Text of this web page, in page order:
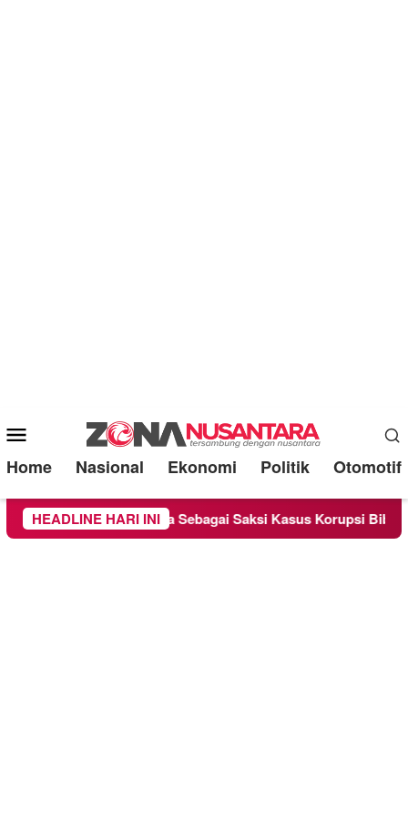
Mobile
Menu
Home Nasional Ekonomi Politik Otomotif
HEADLINE HARI INI
Diperiksa Sebagai Saksi Kasus Korupsi Bibit Nanas